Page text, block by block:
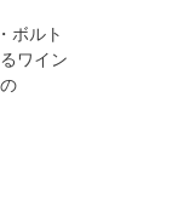
ボルト
ワイン